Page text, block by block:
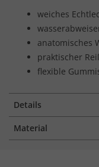
weiches
anatomisches
praktischer
flexible
Details
Material